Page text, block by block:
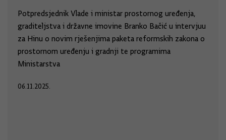
Potpredsjednik Vlade i ministar prostornog uređenja,
graditeljstva i državne imovine Branko Bačić u intervjuu
za Hinu o novim rješenjima paketa reformskih zakona o
prostornom uređenju i gradnji te programima
Ministarstva
06.11.2025.